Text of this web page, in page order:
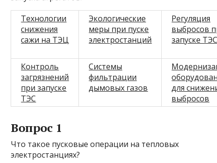
Технологии
снижения
сажи на ТЭЦ
Экологические
меры при пуске
электростанций
Регуляция
выбросов
запуске
Контроль
загрязнений
при запуске
ТЭС
Системы
фильтрации
дымовых газов
для
выбросов
Вопрос 1
Что такое пусковые операции на тепловых
электростанциях?